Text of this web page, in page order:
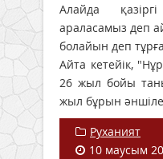
Алайда
араласамыз деп
болайын деп
Айта кетейік,
26 жыл бойы
жыл бұрын
Руханият
10 маусым